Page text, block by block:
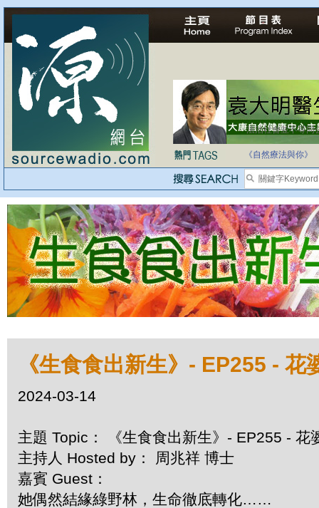
自家教育合法化-
《自然療法與你》
《生食食出新生》- EP255 - 花
2024-03-14
主題 Topic： 《生食食出新生》- EP255 - 花
主持人 Hosted by： 周兆祥 博士
嘉賓 Guest：
她偶然結緣綠野林，生命徹底轉化……